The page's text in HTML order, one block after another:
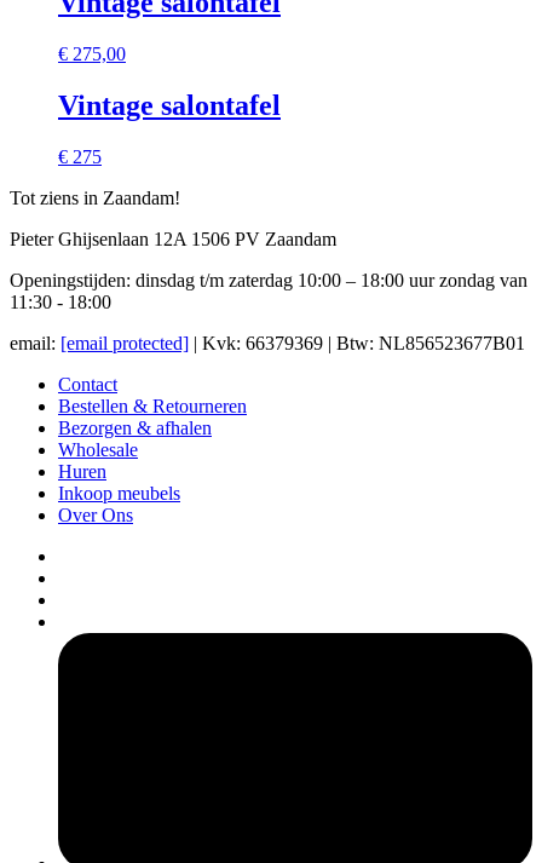
€ 275,00
Vintage salontafel
€ 275
Tot ziens in Zaandam!
Pieter Ghijsenlaan 12A 1506 PV Zaandam
Openingstijden: dinsdag t/m zaterdag 10:00 – 18:00 uur zondag van
11:30 - 18:00
email: [email protected] | Kvk: 66379369 | Btw: NL856523677B01
Contact
Bestellen & Retourneren
Bezorgen & afhalen
Wholesale
Huren
Inkoop meubels
Over Ons